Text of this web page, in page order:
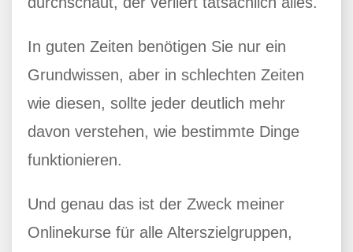
In guten Zeiten benötigen Sie nur ein
Grundwissen, aber in schlechten Zeiten
wie diesen, sollte jeder deutlich mehr
davon verstehen, wie bestimmte Dinge
funktionieren.
Und genau das ist der Zweck meiner
Onlinekurse für alle Alterszielgruppen,